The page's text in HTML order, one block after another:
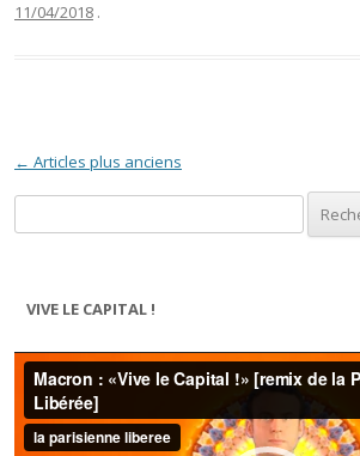
11/04/2018 .
Navigation des articles
← Articles plus anciens
VIVE LE CAPITAL !
Lecteur
vidéo